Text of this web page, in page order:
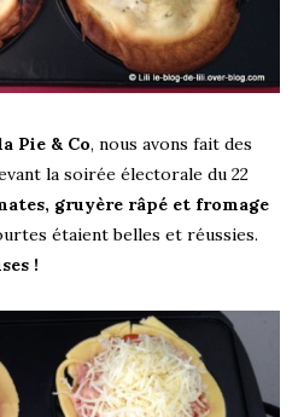
Pie & Co, nous avons fait des
la soirée électorale du 22
gruyère râpé et fromage
étaient belles et réussies.
!